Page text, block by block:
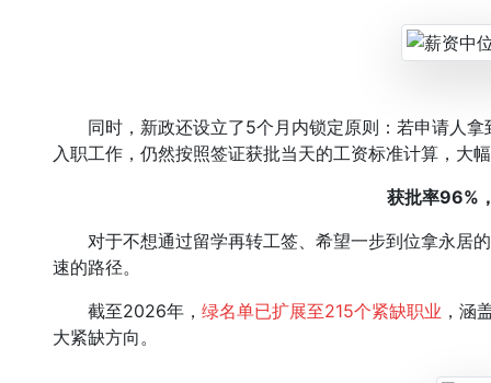
同时，新政还设立了5个月内锁定原则：若申请人拿
入职工作，仍然按照签证获批当天的工资标准计算，大
获批率96%
对于不想通过留学再转工签、希望一步到位拿永居
速的路径。
截至2026年， 绿名单已扩展至215个紧缺职业 ，涵
大紧缺方向。